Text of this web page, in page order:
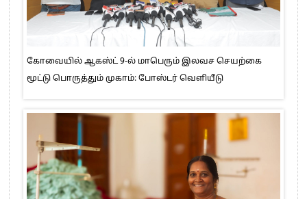
கோவையில் ஆகஸ்ட் 9-ல் மாபெரும் இலவச செயற்கை
மூட்டு பொருத்தும் முகாம்: போஸ்டர் வெளியீடு